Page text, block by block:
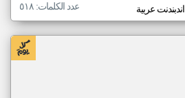
اندبندنت عربية عدد الكلمات: ٥١٨